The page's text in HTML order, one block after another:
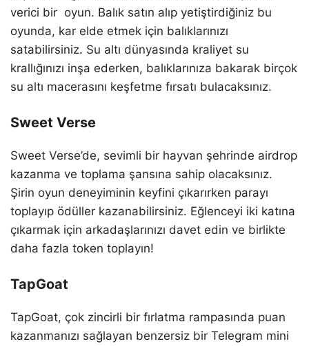
verici bir oyun. Balık satın alıp yetiştirdiğiniz bu
oyunda, kar elde etmek için balıklarınızı
satabilirsiniz. Su altı dünyasında kraliyet su
krallığınızı inşa ederken, balıklarınıza bakarak birçok
su altı macerasını keşfetme fırsatı bulacaksınız.
Sweet Verse
Sweet Verse’de, sevimli bir hayvan şehrinde airdrop
kazanma ve toplama şansına sahip olacaksınız.
Şirin oyun deneyiminin keyfini çıkarırken parayı
toplayıp ödüller kazanabilirsiniz. Eğlenceyi iki katına
çıkarmak için arkadaşlarınızı davet edin ve birlikte
daha fazla token toplayın!
TapGoat
TapGoat, çok zincirli bir fırlatma rampasında puan
kazanmanızı sağlayan benzersiz bir Telegram mini